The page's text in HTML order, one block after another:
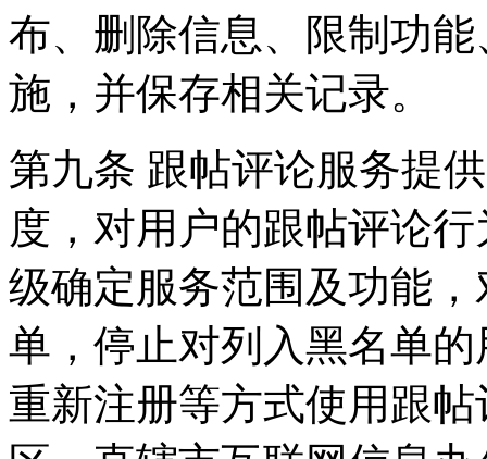
布、删除信息、限制功
施，并保存相关记录。
第九条 跟帖评论服务提
度，对用户的跟帖评论
级确定服务范围及功能
单，停止对列入黑名单
重新注册等方式使用跟